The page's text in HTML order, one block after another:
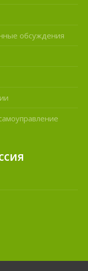
обсуждения